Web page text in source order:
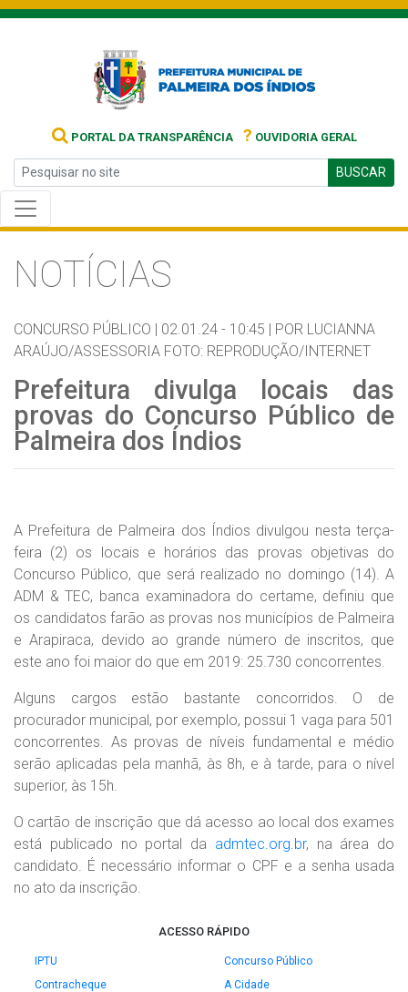
PORTAL DA TRANSPARÊNCIA ? OUVIDORIA GERAL
BUSCAR
NOTÍCIAS
CONCURSO PÚBLICO | 02.01.24 - 10:45 | POR LUCIANNA
ARAÚJO/ASSESSORIA FOTO: REPRODUÇÃO/INTERNET
Prefeitura divulga locais das
provas do Concurso Público de
Palmeira dos Índios
A Prefeitura de Palmeira dos Índios divulgou nesta terça-
feira (2) os locais e horários das provas objetivas do
Concurso Público, que será realizado no domingo (14). A
ADM & TEC, banca examinadora do certame, definiu que
os candidatos farão as provas nos municípios de Palmeira
e Arapiraca, devido ao grande número de inscritos, que
este ano foi maior do que em 2019: 25.730 concorrentes.
Alguns cargos estão bastante concorridos. O de
procurador municipal, por exemplo, possui 1 vaga para 501
concorrentes. As provas de níveis fundamental e médio
serão aplicadas pela manhã, às 8h, e à tarde, para o nível
superior, às 15h.
O cartão de inscrição que dá acesso ao local dos exames
está publicado no portal da admtec.org.br, na área do
candidato. É necessário informar o CPF e a senha usada
no ato da inscrição.
ACESSO RÁPIDO
IPTU
Concurso Público
Contracheque
A Cidade